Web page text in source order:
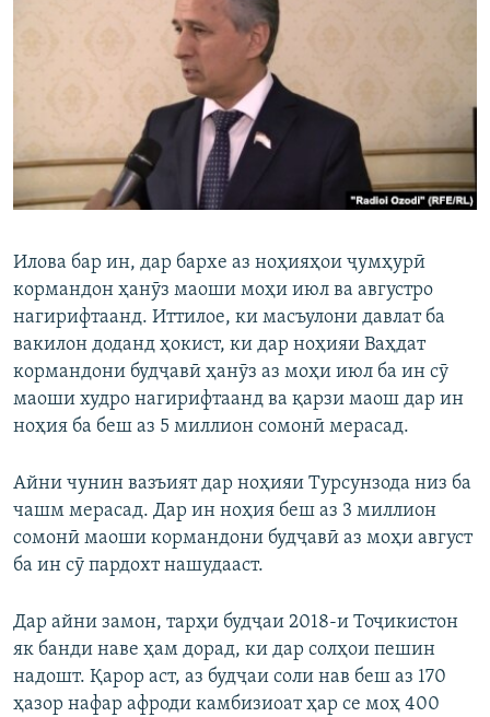
Илова бар ин, дар бархе аз ноҳияҳои ҷумҳурӣ
кормандон ҳанӯз маоши моҳи июл ва августро
нагирифтаанд. Иттилое, ки масъулони давлат ба
вакилон доданд ҳокист, ки дар ноҳияи Ваҳдат
кормандони будҷавӣ ҳанӯз аз моҳи июл ба ин сӯ
маоши худро нагирифтаанд ва қарзи маош дар ин
ноҳия ба беш аз 5 миллион сомонӣ мерасад.
Айни чунин вазъият дар ноҳияи Турсунзода низ ба
чашм мерасад. Дар ин ноҳия беш аз 3 миллион
сомонӣ маоши кормандони будҷавӣ аз моҳи август
ба ин сӯ пардохт нашудааст.
Дар айни замон, тарҳи будҷаи 2018-и Тоҷикистон
як банди наве ҳам дорад, ки дар солҳои пешин
надошт. Қарор аст, аз будҷаи соли нав беш аз 170
ҳазор нафар афроди камбизиоат ҳар се моҳ 400